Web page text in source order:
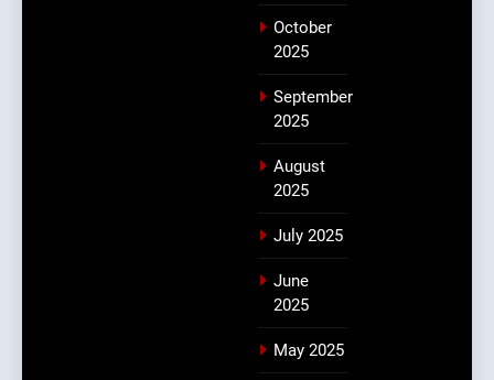
October
2025
September
2025
August
2025
July 2025
June
2025
May 2025